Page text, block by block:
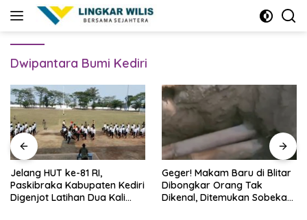
Dwipantara Bumi Kediri
Jelang HUT ke-81 RI,
Paskibraka Kabupaten Kediri
Digenjot Latihan Dua Kali
Geger! Makam Baru di Blitar
Dibongkar Orang Tak
Dikenal, Ditemukan Sobekan